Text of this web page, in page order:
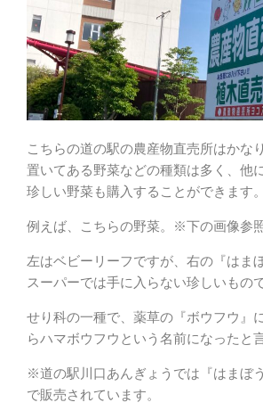
こちらの道の駅の農産物直売所はかな
置いてある野菜などの種類は多く、他
珍しい野菜も購入することができます。
例えば、こちらの野菜。※下の画像参照
左はベビーリーフですが、右の『はま
スーパーでは手に入らない珍しいもので
せり科の一種で、薬草の『ボウフウ』
らハマボウフウという名前になったと
※道の駅川口あんぎょうでは『はまぼ
で販売されています。